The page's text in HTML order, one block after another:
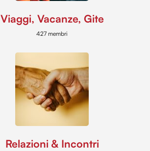
Viaggi, Vacanze, Gite
427 membri
Relazioni & Incontri